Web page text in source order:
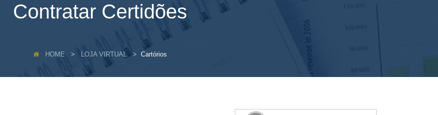
Contratar Certidões
HOME LOJA VIRTUAL Cartórios